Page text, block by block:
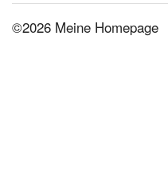
©2026 Meine Homepage